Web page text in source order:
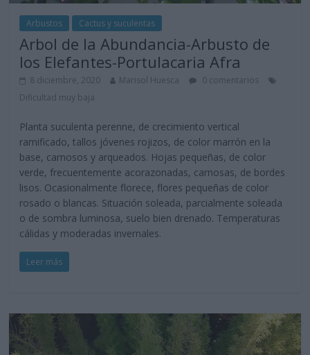
Arbustos Cactus y suculentas
Arbol de la Abundancia-Arbusto de
los Elefantes-Portulacaria Afra
8 diciembre, 2020 Marisol Huesca
0 comentarios
Dificultad muy baja
Planta suculenta perenne, de crecimiento vertical
ramificado, tallos jóvenes rojizos, de color marrón en la
base, carnosos y arqueados. Hojas pequeñas, de color
verde, frecuentemente acorazonadas, carnosas, de bordes
lisos. Ocasionalmente florece, flores pequeñas de color
rosado o blancas. Situación soleada, parcialmente soleada
o de sombra luminosa, suelo bien drenado. Temperaturas
cálidas y moderadas invernales.
Leer más